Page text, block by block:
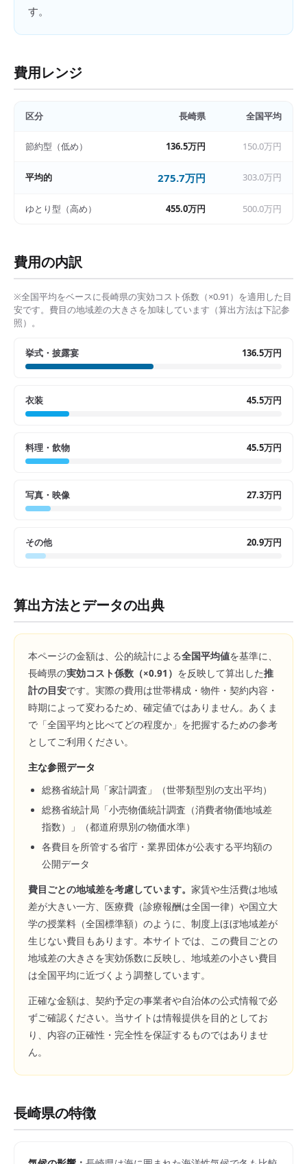
す。
費用レンジ
区分 長崎県 全国平均
節約型（低め） 136.5万円 150.0万円
平均的 275.7万円 303.0万円
ゆとり型（高め） 455.0万円 500.0万円
費用の内訳
※全国平均をベースに長崎県の実効コスト係数（×0.91 ）を適用した目
安です。費目の地域差の大きさを加味しています（算出方法は下記参
照）。
挙式・披露宴 136.5万円
衣装 45.5万円
料理・飲物 45.5万円
写真・映像 27.3万円
その他 20.9万円
算出方法とデータの出典
本ページの金額は、公的統計による全国平均値を基準に、
長崎県の実効コスト係数（×0.91 ） を反映して算出した推
計の目安です。実際の費用は世帯構成・物件・契約内容・
時期によって変わるため、確定値ではありません。あくま
で「全国平均と比べてどの程度か」を把握するための参考
としてご利用ください。
主な参照データ
総務省統計局「家計調査」（世帯類型別の支出平均）
総務省統計局「小売物価統計調査（消費者物価地域差
指数）」（都道府県別の物価水準）
各費目を所管する省庁・業界団体が公表する平均額の
公開データ
費目ごとの地域差を考慮しています。 家賃や生活費は地域
差が大きい一方、医療費（診療報酬は全国一律）や国立大
学の授業料（全国標準額）のように、制度上ほぼ地域差が
生じない費目もあります。本サイトでは、この費目ごとの
地域差の大きさを実効係数に反映し、地域差の小さい費目
は全国平均に近づくよう調整しています。
正確な金額は、契約予定の事業者や自治体の公式情報で必
ずご確認ください。当サイトは情報提供を目的としてお
り、内容の正確性・完全性を保証するものではありませ
ん。
長崎県の特徴